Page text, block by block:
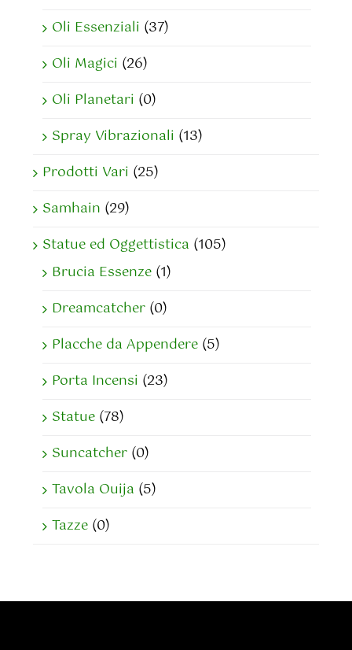
Oli Essenziali (37)
Oli Magici (26)
Oli Planetari (0)
Spray Vibrazionali (13)
Prodotti Vari (25)
Samhain (29)
Statue ed Oggettistica (105)
Brucia Essenze (1)
Dreamcatcher (0)
Placche da Appendere (5)
Porta Incensi (23)
Statue (78)
Suncatcher (0)
Tavola Ouija (5)
Tazze (0)